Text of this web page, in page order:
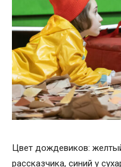
Цвет дождевиков:
рассказчика, синий у